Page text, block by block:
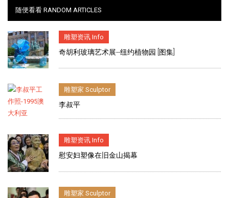
随便看看 RANDOM ARTICLES
雕塑资讯 Info
奇胡利玻璃艺术展--纽约植物园 [图集]
雕塑家 Sculptor
李叔平
雕塑资讯 Info
慰安妇塑像在旧金山揭幕
雕塑家 Sculptor